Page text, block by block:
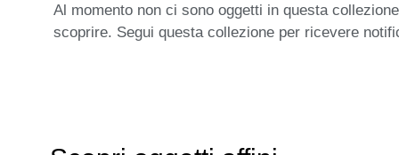
Al momento non ci sono oggetti in questa
scoprire. Segui questa collezione per ricevere